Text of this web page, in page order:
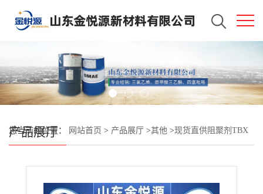
产品展厅
您当前的位置： 网站首页 > 产品展厅 >其他 >现货直供阻聚剂TBX